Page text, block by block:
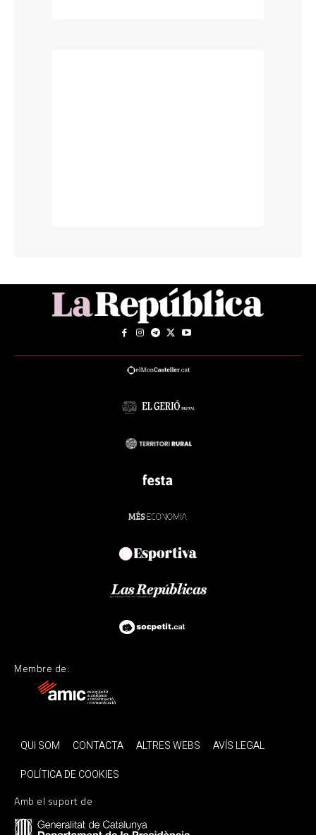
Membre de:
QUI SOM CONTACTA ALTRES WEBS
AVÍS LEGAL
POLÍTICA DE COOKIES
Amb el suport de